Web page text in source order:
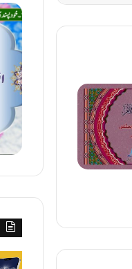
2
7
7
۔
خ
و
د
پ
س
ن
د